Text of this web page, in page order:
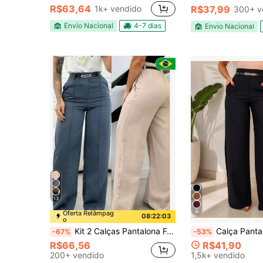
R$63,64 1k+ vendido
Envio Nacional 4-7 dias
R$37,99 300+
Envio Nacional
13
Oferta Relâmpag
o 08:22:02
-67% Kit 2 Calças Pantalona Feminina Alfaiataria Com cinto Inverno/Verão tendencia 2026
R$66,56
200+ vendido
6
-53% Calça Pantalona Feminina Elegante
R$41,90
1,5k+ vendido